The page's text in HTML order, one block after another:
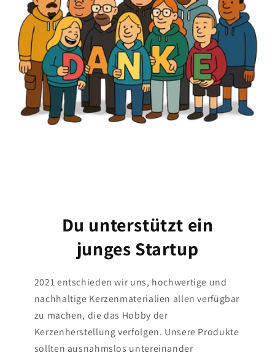
Du unterstützt ein
junges Startup
2021 entschieden wir uns, hochwertige und
nachhaltige Kerzenmaterialien allen verfügbar
zu machen, die das Hobby der
Kerzenherstellung verfolgen. Unsere Produkte
sollten ausnahmslos untereinander